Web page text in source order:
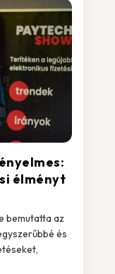
élményt
bemutatta az
és